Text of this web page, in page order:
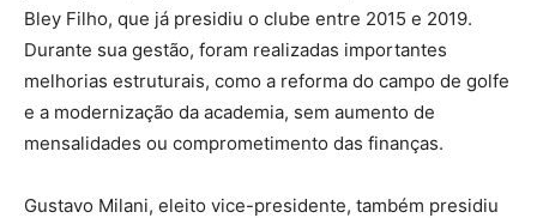
Bley Filho, que já presidiu o clube entre 2015 e 2019.
Durante sua gestão, foram realizadas importantes
melhorias estruturais, como a reforma do campo de golfe
e a modernização da academia, sem aumento de
mensalidades ou comprometimento das finanças.
Gustavo Milani, eleito vice-presidente, também presidiu